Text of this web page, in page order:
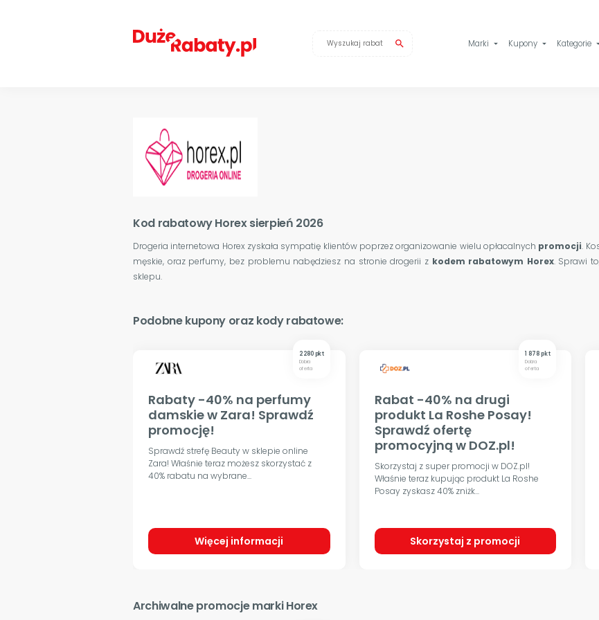
search Marki arrow_drop_down Kupony arrow_drop_down Kategorie
Kod rabatowy Horex sierpień 2026
Drogeria internetowa Horex zyskała sympatię klientów poprzez organizowanie wielu opłacalnych promocji.
męskie, oraz perfumy, bez problemu nabędziesz na stronie drogerii z kodem rabatowym Horex. Sprawi
sklepu.
Podobne kupony oraz kody rabatowe:
2 280 pkt
Dobra
oferta
Rabaty -40% na perfumy
damskie w Zara! Sprawdź
promocję!
Sprawdź strefę Beauty w sklepie online
Zara! Właśnie teraz możesz skorzystać z
40% rabatu na wybrane...
Więcej informacji
1 878 pkt
Dobra
oferta
Rabat -40% na drugi
produkt La Roshe Posay!
Sprawdź ofertę
promocyjną w DOZ.pl!
Skorzystaj z super promocji w DOZ.pl!
Właśnie teraz kupując produkt La Roshe
Posay zyskasz 40% zniżk...
Skorzystaj z promocji
Archiwalne promocje marki Horex